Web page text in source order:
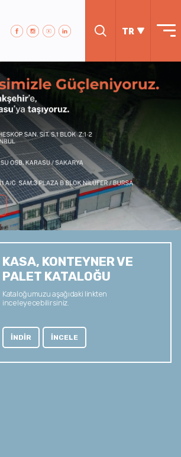
TR
KASA, KONTEYNER VE
PALET KATALOĞU
Kataloğumuzu aşağıdaki linkten
inceleyecebilirsiniz.
İNDİR İNCELE